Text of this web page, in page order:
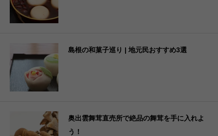
島根の和菓子巡り | 地元民おすすめ3選
奥出雲舞茸直売所で絶品の舞茸を手に入れよ
う！